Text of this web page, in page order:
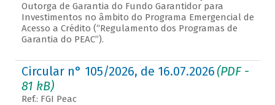
Outorga de Garantia do Fundo Garantidor para
Investimentos no âmbito do Programa Emergencial de
Acesso a Crédito (“Regulamento dos Programas de
Garantia do PEAC”).
Circular n° 105/2026, de 16.07.2026(PDF -
81 kB)
Ref.: FGI Peac